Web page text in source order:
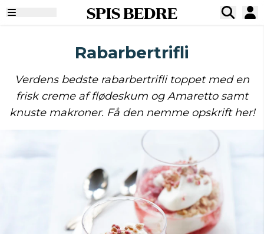
SPIS BEDRE
Rabarbertrifli
Verdens bedste rabarbertrifli toppet med en
frisk creme af flødeskum og Amaretto samt
knuste makroner. Få den nemme opskrift her!